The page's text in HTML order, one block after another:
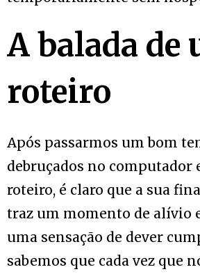
A balada de
roteiro
Após passarmos um bom
debruçados no computador
roteiro, é claro que a sua
traz um momento de alívio
uma sensação de dever
sabemos que cada vez que